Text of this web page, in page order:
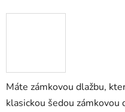
Máte zámkovou dlažbu,
klasickou šedou